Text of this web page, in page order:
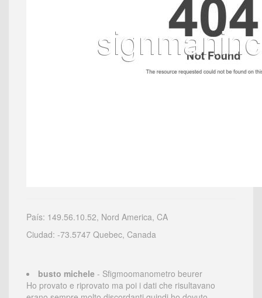
País: 149.56.10.52, Nord America, CA
Ciudad: -73.5747 Quebec, Canada
busto michele - Sfigmoomanometro beurer
Ho provato e riprovato ma poi i dati che risultavano